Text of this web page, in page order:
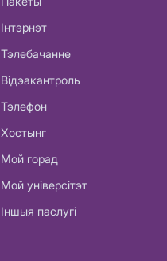
Інтэрнэт
Тэлебачанне
Відэакантроль
Тэлефон
Хостынг
Мой горад
Мой універсітэт
Іншыя паслугі